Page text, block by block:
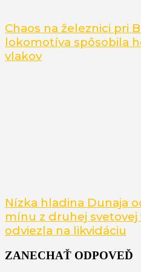
Chaos na železnici pri
lokomotíva spôsobila
vlakov
Nízka hladina Dunaja
mínu z druhej svetovej
odviezla na likvidáciu
ZANECHAŤ ODPOVEĎ